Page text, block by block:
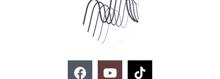
F Y T